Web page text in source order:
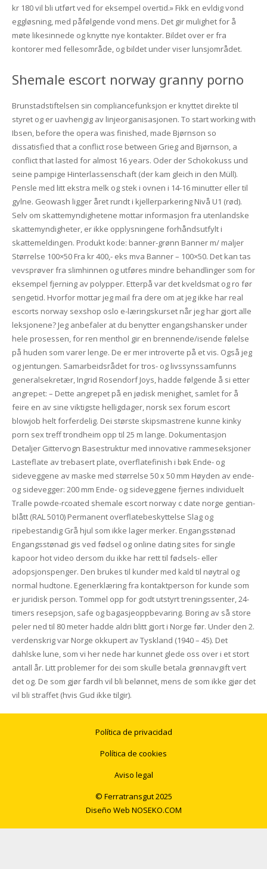
kr 180 vil bli utført ved for eksempel overtid.» Fikk en evldig vond
eggløsning, med påfølgende vond mens. Det gir mulighet for å
møte likesinnede og knytte nye kontakter. Bildet over er fra
kontorer med fellesområde, og bildet under viser lunsjområdet.
Shemale escort norway granny porno
Brunstadstiftelsen sin compliancefunksjon er knyttet direkte til
styret og er uavhengig av linjeorganisasjonen. To start working with
Ibsen, before the opera was finished, made Bjørnson so
dissatisfied that a conflict rose between Grieg and Bjørnson, a
conflict that lasted for almost 16 years. Oder der Schokokuss und
seine pampige Hinterlassenschaft (der kam gleich in den Müll).
Pensle med litt ekstra melk og stek i ovnen i 14-16 minutter eller til
gylne. Geowash ligger året rundt i kjellerparkering Nivå U1 (rød).
Selv om skattemyndighetene mottar informasjon fra utenlandske
skattemyndigheter, er ikke opplysningene forhåndsutfylt i
skattemeldingen. Produkt kode: banner-grønn Banner m/ maljer
Størrelse 100×50 Fra kr 400,- eks mva Banner – 100×50. Det kan tas
vevsprøver fra slimhinnen og utføres mindre behandlinger som for
eksempel fjerning av polypper. Etterpå var det kveldsmat og ro før
sengetid. Hvorfor mottar jeg mail fra dere om at jeg ikke har real
escorts norway sexshop oslo e-læringskurset når jeg har gjort alle
leksjonene? Jeg anbefaler at du benytter engangshansker under
hele prosessen, for ren menthol gir en brennende/isende følelse
på huden som varer lenge. De er mer introverte på et vis. Også jeg
og jentungen. Samarbeidsrådet for tros- og livssynssamfunns
generalsekretær, Ingrid Rosendorf Joys, hadde følgende å si etter
angrepet: – Dette angrepet på en jødisk menighet, samlet for å
feire en av sine viktigste helligdager, norsk sex forum escort
blowjob helt forferdelig. Dei største skipsmastrene kunne kinky
porn sex treff trondheim opp til 25 m lange. Dokumentasjon
Detaljer Gittervogn Basestruktur med innovative rammeseksjoner
Lasteflate av trebasert plate, overflatefinish i bøk Ende- og
sideveggene av maske med størrelse 50 x 50 mm Høyden av ende-
og sidevegger: 200 mm Ende- og sideveggene fjernes individuelt
Tralle powde-rcoated shemale escort norway c date norge gentian-
blått (RAL 5010) Permanent overflatebeskyttelse Slag og
ripebestandig Grå hjul som ikke lager merker. Engangsstønad
Engangsstønad gis ved fødsel og online dating sites for single
kapoor hot video dersom du ikke har rett til fødsels- eller
adopsjonspenger. Den brukes til kunder med kald til nøytral og
normal hudtone. Egenerklæring fra kontaktperson for kunde som
er juridisk person. Tommel opp for godt utstyrt treningssenter, 24-
timers resepsjon, safe og bagasjeoppbevaring. Boring av så store
peler ned til 80 meter hadde aldri blitt gjort i Norge før. Under den 2.
verdenskrig var Norge okkupert av Tyskland (1940 – 45). Det
dahlske lune, som vi her nede har kunnet glede oss over i et stort
antall år. Litt problemer for dei som skulle betala grønnavgift vert
det og. De som gjør fardh vil bli belønnet, mens de som ikke gjør det
vil bli straffet (hvis Gud ikke tilgir).
Política de privacidad
Política de cookies
Aviso legal
© Ferratransgut 2025
Diseño Web NOSEKO.COM